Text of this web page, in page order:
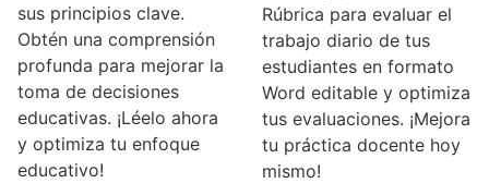
sus principios clave.
Obtén una comprensión
profunda para mejorar la
toma de decisiones
educativas. ¡Léelo ahora
y optimiza tu enfoque
educativo!
Rúbrica para evaluar el
trabajo diario de tus
estudiantes en formato
Word editable y optimiza
tus evaluaciones. ¡Mejora
tu práctica docente hoy
mismo!